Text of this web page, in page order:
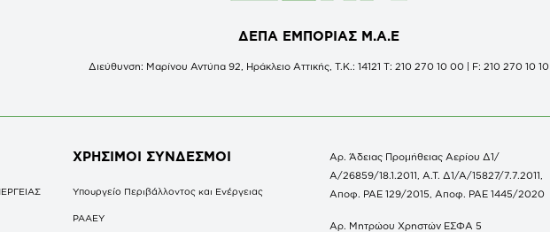
ΔΕΠΑ ΕΜΠΟΡΙΑΣ Μ.Α.Ε
Διεύθυνση: Μαρίνου Αντύπα 92, Ηράκλειο Αττικής, Τ.Κ.: 14121 Τ: 210 270 10 00 | F: 210 270 10 10
ΧΡΗΣΙΜΟΙ ΣΥΝΔΕΣΜΟΙ
Υπουργείο Περιβάλλοντος και Ενέργειας
ΡΑΑΕΥ
Αρ. Άδειας Προμήθειας Αερίου Δ1/
Α/26859/18.1.2011, Α.Τ. Δ1/Α/15827/7.7.2011,
Αποφ. ΡΑΕ 129/2015, Αποφ. ΡΑΕ 1445/2020
Αρ. Μητρώου Χρηστών ΕΣΦΑ 5